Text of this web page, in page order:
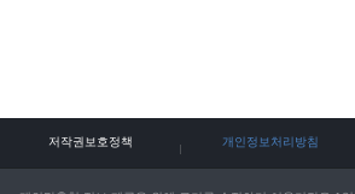
저작권보호정책 개인정보처리방침